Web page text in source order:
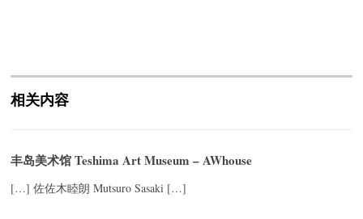
相关内容
丰岛美术馆 Teshima Art Museum – AWhouse
[…] 佐佐木睦朗 Mutsuro Sasaki […]